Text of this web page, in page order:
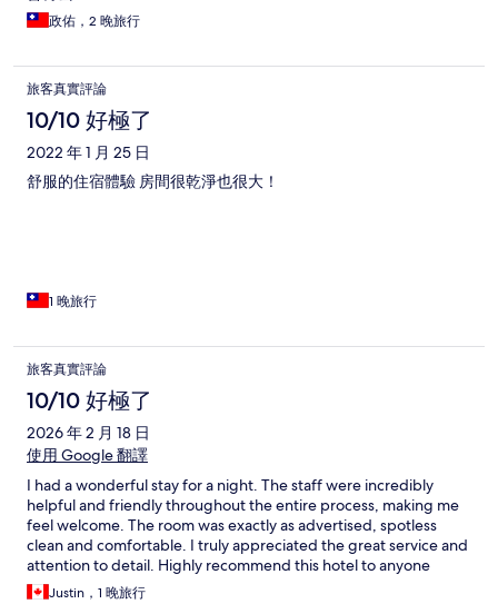
政佑，2 晚旅行
旅客真實評論
10/10 好極了
2022 年 1 月 25 日
舒服的住宿體驗 房間很乾淨也很大！
1 晚旅行
旅客真實評論
10/10 好極了
2026 年 2 月 18 日
使用 Google 翻譯
I had a wonderful stay for a night. The staff were incredibly
helpful and friendly throughout the entire process, making me
feel welcome. The room was exactly as advertised, spotless
clean and comfortable. I truly appreciated the great service and
attention to detail. Highly recommend this hotel to anyone
looking for a pleasant and hassle free experience!
Justin，1 晚旅行